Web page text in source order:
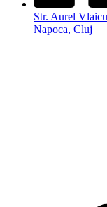
Str. Aurel
Napoca, Cluj